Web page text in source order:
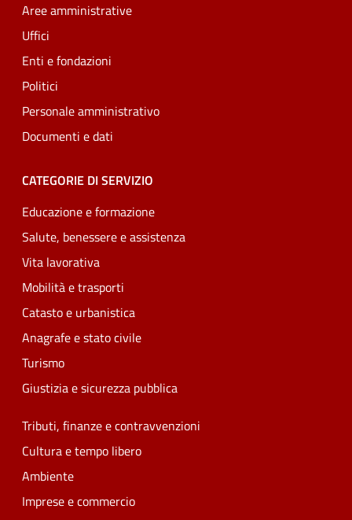
Aree amministrative
Uffici
Enti e fondazioni
Politici
Personale amministrativo
Documenti e dati
CATEGORIE DI SERVIZIO
Educazione e formazione
Salute, benessere e assistenza
Vita lavorativa
Mobilità e trasporti
Catasto e urbanistica
Anagrafe e stato civile
Turismo
Giustizia e sicurezza pubblica
Tributi, finanze e contravvenzioni
Cultura e tempo libero
Ambiente
Imprese e commercio